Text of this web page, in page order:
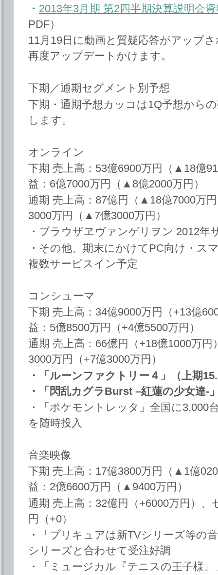
・ 2013年3月期 第2四半期決算説明会
PDF）
11月19日に動画と質疑応答がアップ
再度アップデートかけます。
下期／通期セグメント別予想
下期・通期予想カッコは1Q予想から
します。
オンライン
下期 売上高：53億6900万円（▲18億
益：6億7000万円（▲8億2000万円）
通期 売上高：87億円（▲18億7000万
3000万円（▲7億3000万円）
・ブラウザヱヴァンゲリヲン 2012年
・その他、期末にかけてPC向け・ス
複数サービスイン予定
コンシューマ
下期 売上高：34億9000万円（+13億
益：5億8500万円（+4億5500万円）
通期 売上高：66億円（+18億1000万
3000万円（+7億3000万円）
・「ルーンファクトリー４」（上期
・「閃乱カグラBurst –紅蓮の少女達-
・「ポケモントレッタ」全国に3,000
を随時投入
音楽映像
下期 売上高：17億3800万円（▲1億
益：2億6600万円（▲9400万円）
通期 売上高：32億円（+6000万円）
円（+0）
・「プリキュアは新TVシリーズ等の
シリーズと合わせて受注好調
・「ミュージカル『テニスの王子様